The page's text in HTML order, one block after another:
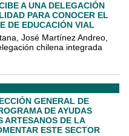
A UNA DELEGACIÓN
PARA CONOCER EL
DE EDUCACIÓN VIAL
José Martínez Andreo,
chilena integrada
GENERAL DE
DE AYUDAS
ARTESANOS DE LA
ESTE SECTOR